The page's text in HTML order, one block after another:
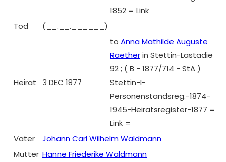
1852 = Link
Tod
(__.__.______)
Heirat 3 DEC 1877
to Anna Mathilde Auguste
Raetherin Stettin-Lastadie
92 ; ( B - 1877/714 - StA )
Stettin-I-
Personenstandsreg.-1874-
1945-Heiratsregister-1877 =
Link =
Vater
Johann Carl Wilhelm Waldmann
Mutter Hanne Friederike Waldmann